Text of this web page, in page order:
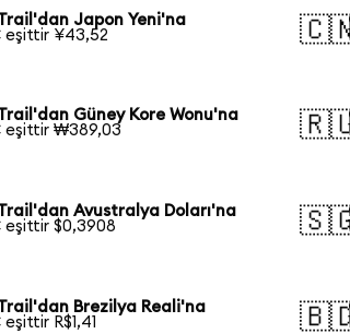
Japon Yeni'na
eşittir ¥43,52
Güney Kore Wonu'na
eşittir ₩389,03
Avustralya Doları'na
eşittir $0,3908
Brezilya Reali'na
eşittir R$1,41